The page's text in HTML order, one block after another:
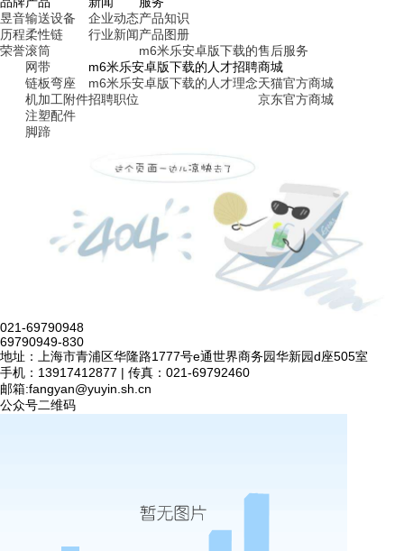
昱音
历程
荣誉
输送设备
柔性链
滚筒
网带
链板弯座
机加工附件
注塑配件
脚蹄
企业动态
行业新闻
产品知识
产品图册
m6米乐安卓版下载的售后服务
m6米乐安卓版下载的人才招聘
m6米乐安卓版下载的人才理念
招聘职位
商城
天猫官方商城
京东官方商城
021-69790948
69790949-830
地址：上海市青浦区华隆路1777号e通世界商务园华新园d座505室
手机：13917412877 | 传真：021-69792460
邮箱:fangyan@yuyin.sh.cn
公众号二维码